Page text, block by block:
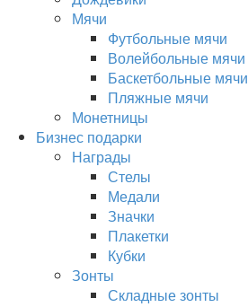
Мячи
Футбольные мячи
Волейбольные мячи
Баскетбольные мячи
Пляжные мячи
Монетницы
Бизнес подарки
Награды
Стелы
Медали
Значки
Плакетки
Кубки
Зонты
Складные зонты